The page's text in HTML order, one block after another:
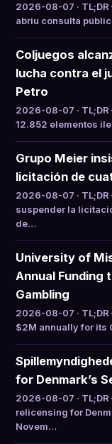
2026-08-07 ·
abriu consulta
Coljuegos
lucha contra el
Petro
2026-08-07 ·
12.852 elementos
Grupo Meier
licitación de
2026-08-07 ·
suspender la
de…
University of
Annual Funding
Gambling
2026-08-07 ·
$2M annually for its
for Denmark’s
2026-08-07 ·
relicensing for
Novem…